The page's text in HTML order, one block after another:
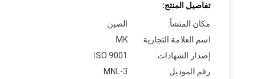
تفاصيل المنتج:
مكان المنشأ:
الصين
اسم العلامة التجارية:
MK
إصدار الشهادات:
ISO 9001
رقم الموديل:
MNL-3